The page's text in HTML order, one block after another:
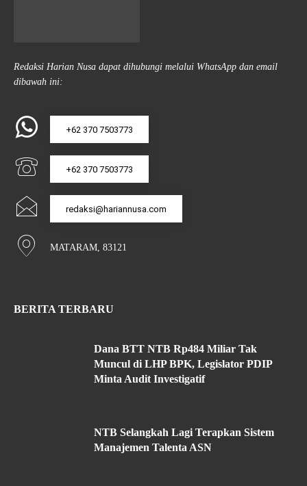
Redaksi Harian Nusa dapat dihubungi melalui WhatsApp dan email
dibawah ini:
+62 370 7503773
+62 370 7503773
redaksi@hariannusa.com
MATARAM, 83121
BERITA TERBARU
Dana BTT NTB Rp484 Miliar Tak
Muncul di LHP BPK, Legislator PDIP
Minta Audit Investigatif
NTB Selangkah Lagi Terapkan Sistem
Manajemen Talenta ASN